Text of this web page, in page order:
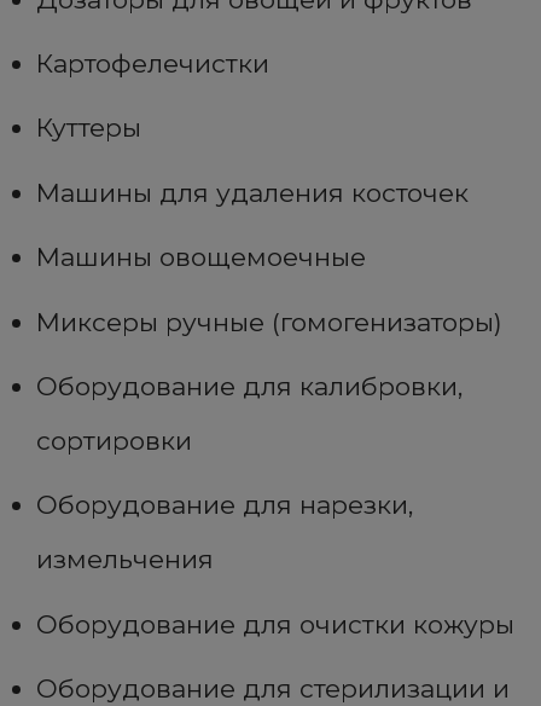
Картофелечистки
Куттеры
Машины для удаления косточек
Машины овощемоечные
Миксеры ручные (гомогенизаторы)
Оборудование для калибровки,
сортировки
Оборудование для нарезки,
измельчения
Оборудование для очистки кожуры
Оборудование для стерилизации и